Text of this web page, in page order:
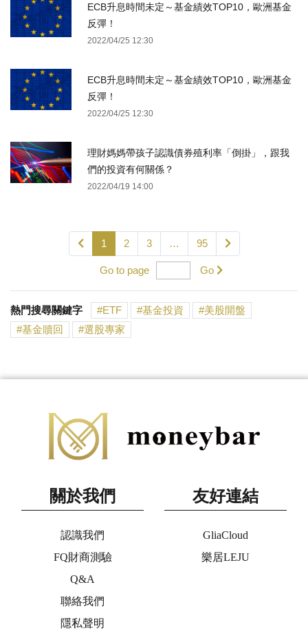
ECB升息時間未定～基金績效TOP10，歐洲基金
反彈！
2022/04/25 12:30
ECB升息時間未定～基金績效TOP10，歐洲基金
反彈！
2022/04/25 12:30
理財媽媽帶孩子認識債券殖利率「倒掛」，跟我
們的投資有何關係？
2022/04/19 14:00
1 2 3 … 95
Go to page Go
熱門搜尋關鍵字 ETF 基金投資
美股開盤
基金贖回
選股專家
關於我們
認識我們
FQ財商測驗
Q&A
聯絡我們
隱私聲明
友好連結
GliaCloud
樂居LEJU